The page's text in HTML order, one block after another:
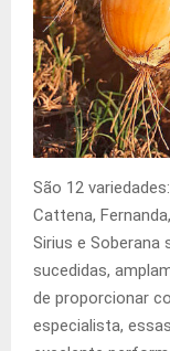
São 12
Cattena,
Sirius e Soberana
sucedidas,
de proporcionar
especialista,